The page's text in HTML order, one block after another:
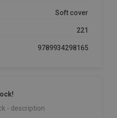
Soft cover
221
9789934298165
- description